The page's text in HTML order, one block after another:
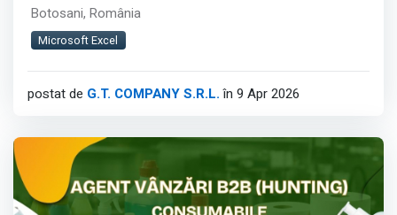
Descrierea postului:
Căutăm un economist specializat în salarizare,
calcul salarial.
Responsabilități principale:
Întocmirea statelor de plată și a declarației D112
Calcularea și evidența tichetelor de masă
Afișează tot
Botosani, România
Microsoft Excel
postat de G.T. COMPANY S.R.L. în 9 Apr 2026